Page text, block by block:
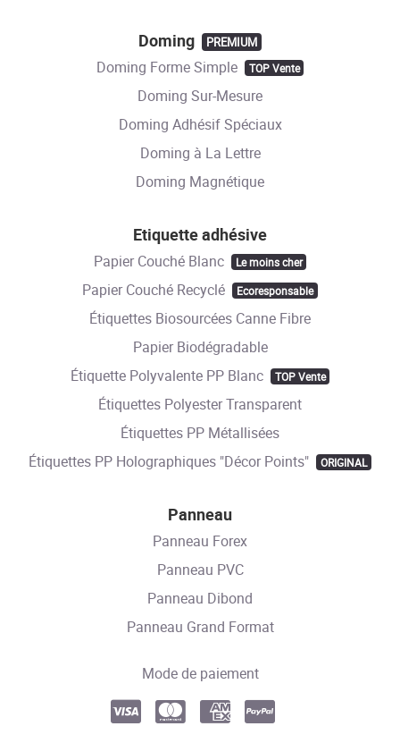
Doming PREMIUM
Doming Forme Simple TOP Vente
Doming Sur-Mesure
Doming Adhésif Spéciaux
Doming à La Lettre
Doming Magnétique
Etiquette adhésive
Papier Couché Blanc Le moins cher
Papier Couché Recyclé Ecoresponsable
Étiquettes Biosourcées Canne Fibre
Papier Biodégradable
Étiquette Polyvalente PP Blanc
TOP Vente
Étiquettes Polyester Transparent
Étiquettes PP Métallisées
Étiquettes PP Holographiques "Décor Points"
ORIGINAL
Panneau
Panneau Forex
Panneau PVC
Panneau Dibond
Panneau Grand Format
Mode de paiement